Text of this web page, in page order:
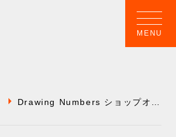
arrow_right